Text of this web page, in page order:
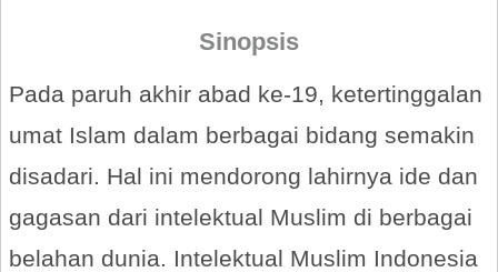
Sinopsis
Pada paruh akhir abad ke-19, ketertinggalan
umat Islam dalam berbagai bidang semakin
disadari. Hal ini mendorong lahirnya ide dan
gagasan dari intelektual Muslim di berbagai
belahan dunia. Intelektual Muslim Indonesia